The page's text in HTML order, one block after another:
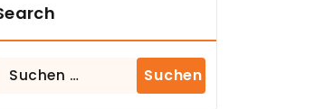
Suchen